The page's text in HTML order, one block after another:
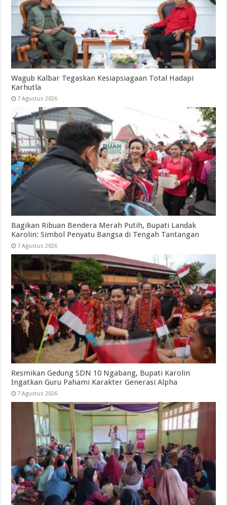
Wagub Kalbar Tegaskan Kesiapsiagaan Total Hadapi
Karhutla
7 Agustus 2026
Bagikan Ribuan Bendera Merah Putih, Bupati Landak
Karolin: Simbol Penyatu Bangsa di Tengah Tantangan
7 Agustus 2026
Resmikan Gedung SDN 10 Ngabang, Bupati Karolin
Ingatkan Guru Pahami Karakter Generasi Alpha
7 Agustus 2026